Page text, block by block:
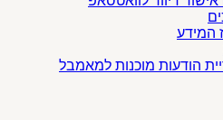
המידע
הודעות מוכנות למאמבל